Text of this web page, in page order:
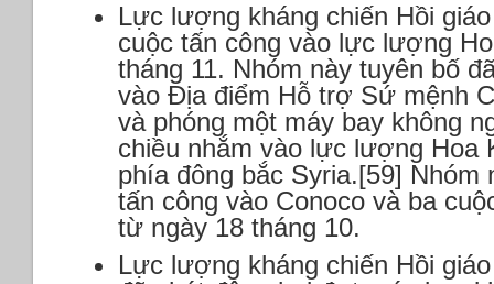
Lực lượng kháng chiến Hồi
cuộc tấn công vào lực lượng
tháng 11. Nhóm này tuyên bố
vào Địa điểm Hỗ trợ Sứ mệnh
và phóng một máy bay không
chiều nhắm vào lực lượng Hoa
phía đông bắc Syria.[59] Nhóm
tấn công vào Conoco và ba
từ ngày 18 tháng 10.
Lực lượng kháng chiến Hồi